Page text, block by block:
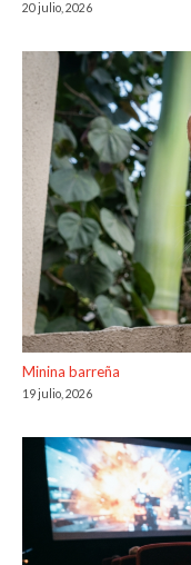
20 julio, 2026
Minina barreña
19 julio, 2026